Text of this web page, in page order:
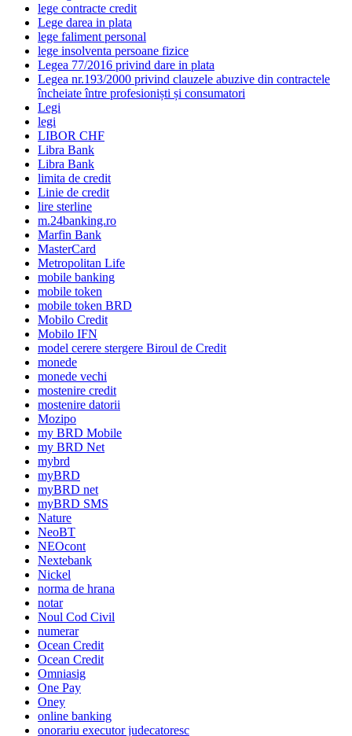
lege contracte credit
Lege darea in plata
lege faliment personal
lege insolventa persoane fizice
Legea 77/2016 privind dare in plata
Legea nr.193/2000 privind clauzele abuzive din contractele
încheiate între profesioniști și consumatori
Legi
legi
LIBOR CHF
Libra Bank
Libra Bank
limita de credit
Linie de credit
lire sterline
m.24banking.ro
Marfin Bank
MasterCard
Metropolitan Life
mobile banking
mobile token
mobile token BRD
Mobilo Credit
Mobilo IFN
model cerere stergere Biroul de Credit
monede
monede vechi
mostenire credit
mostenire datorii
Mozipo
my BRD Mobile
my BRD Net
mybrd
myBRD
myBRD net
myBRD SMS
Nature
NeoBT
NEOcont
Nextebank
Nickel
norma de hrana
notar
Noul Cod Civil
numerar
Ocean Credit
Ocean Credit
Omniasig
One Pay
Oney
online banking
onorariu executor judecatoresc